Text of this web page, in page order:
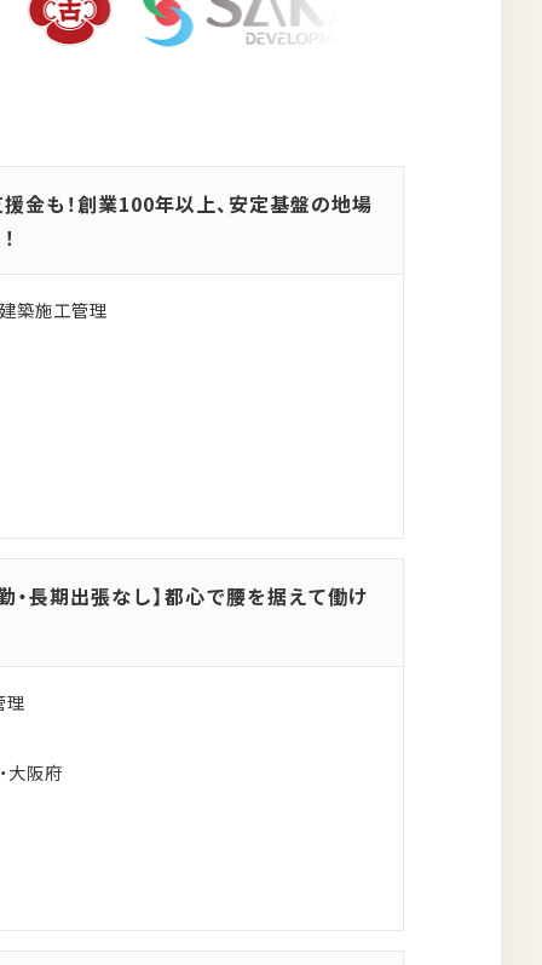
金も！創業100年以上、安定基盤の地場
築施工管理
・長期出張なし】都心で腰を据えて働け
理
大阪府